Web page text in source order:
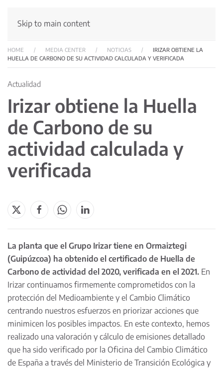
Skip to main content
HOME MEDIA CENTER NOTICIAS
IRIZAR OBTIENE LA
HUELLA DE CARBONO DE SU ACTIVIDAD CALCULADA Y VERIFICADA
Actualidad
Irizar obtiene la Huella
de Carbono de su
actividad calculada y
verificada
La planta que el Grupo Irizar tiene en Ormaiztegi
(Guipúzcoa) ha obtenido el certificado de Huella de
Carbono de actividad del 2020, verificada en el 2021. En
Irizar continuamos firmemente comprometidos con la
protección del Medioambiente y el Cambio Climático
centrando nuestros esfuerzos en priorizar acciones que
minimicen los posibles impactos. En este contexto, hemos
realizado una valoración y cálculo de emisiones detallado
que ha sido verificado por la Oficina del Cambio Climático
de España a través del Ministerio de Transición Ecológica y